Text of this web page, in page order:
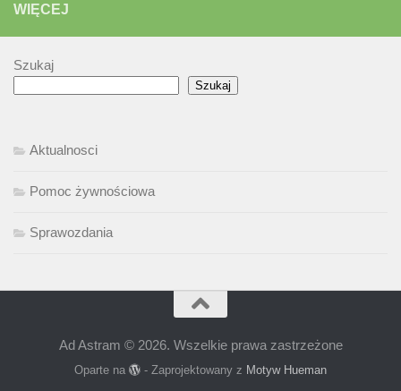
WIĘCEJ
Szukaj
Szukaj
Aktualnosci
Pomoc żywnościowa
Sprawozdania
Ad Astram © 2026. Wszelkie prawa zastrzeżone
Oparte na - Zaprojektowany z Motyw Hueman